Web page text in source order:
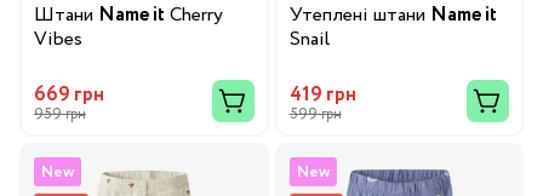
Штани Name it Cherry
Vibes
669 грн
959 грн
Утеплені штани Name it
Snail
419 грн
599 грн
New
New